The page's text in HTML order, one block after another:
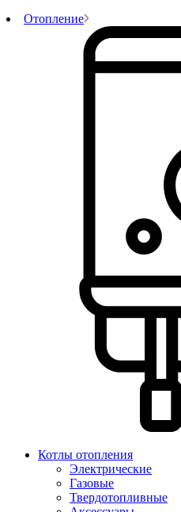
Отопление
Котлы отопления
Электрические
Газовые
Твердотопливные